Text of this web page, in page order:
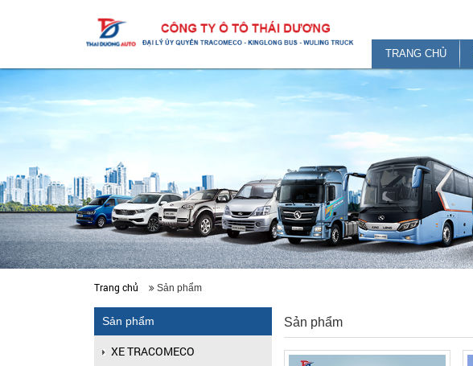
TRANG CHỦ
Trang chủ Sản phẩm
Sản phẩm
XE TRACOMECO
Sản phẩm